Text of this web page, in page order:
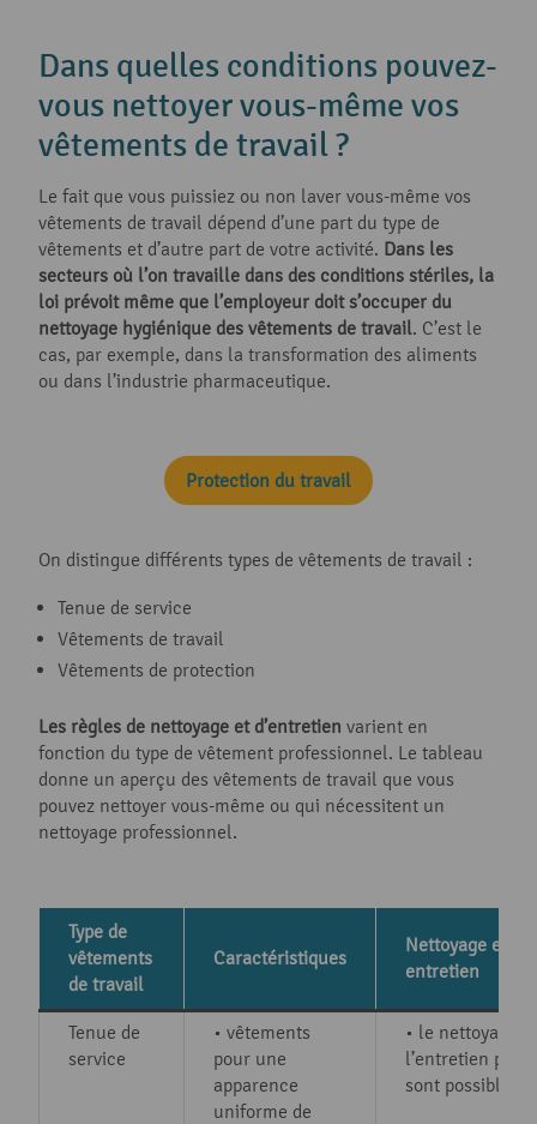
Dans quelles conditions pouvez-
vous nettoyer vous-même vos
vêtements de travail ?
Le fait que vous puissiez ou non laver vous-même vos
vêtements de travail dépend d’une part du type de
vêtements et d’autre part de votre activité. Dans les
secteurs où l’on travaille dans des conditions stériles, la
loi prévoit même que l’employeur doit s’occuper du
nettoyage hygiénique des vêtements de travail. C’est le
cas, par exemple, dans la transformation des aliments
ou dans l’industrie pharmaceutique.
Protection du travail
On distingue différents types de vêtements de travail :
Tenue de service
Vêtements de travail
Vêtements de protection
Les règles de nettoyage et d’entretien varient en
fonction du type de vêtement professionnel. Le tableau
donne un aperçu des vêtements de travail que vous
pouvez nettoyer vous-même ou qui nécessitent un
nettoyage professionnel.
Type de
vêtements
de travail
Caractéristiques
Nettoyage et
entretien
Tenue de
service
• vêtements
pour une
apparence
uniforme de
• le nettoyage et
l’entretien
sont possibles